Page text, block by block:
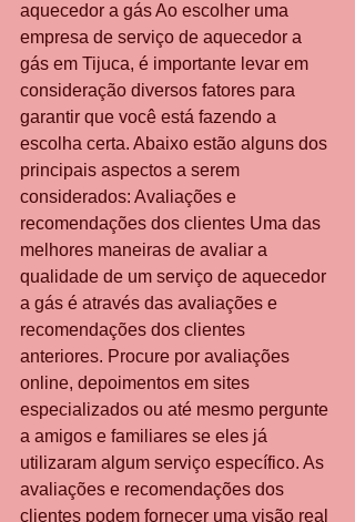
aquecedor a gás Ao escolher uma
empresa de serviço de aquecedor a
gás em Tijuca, é importante levar em
consideração diversos fatores para
garantir que você está fazendo a
escolha certa. Abaixo estão alguns dos
principais aspectos a serem
considerados: Avaliações e
recomendações dos clientes Uma das
melhores maneiras de avaliar a
qualidade de um serviço de aquecedor
a gás é através das avaliações e
recomendações dos clientes
anteriores. Procure por avaliações
online, depoimentos em sites
especializados ou até mesmo pergunte
a amigos e familiares se eles já
utilizaram algum serviço específico. As
avaliações e recomendações dos
clientes podem fornecer uma visão real